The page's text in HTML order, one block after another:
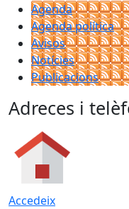
Agenda
Agenda política
Avisos
Notícies
Publicacions
Adreces i
Accedeix